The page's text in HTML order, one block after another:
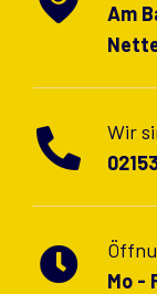
Am
Wir
Mo -